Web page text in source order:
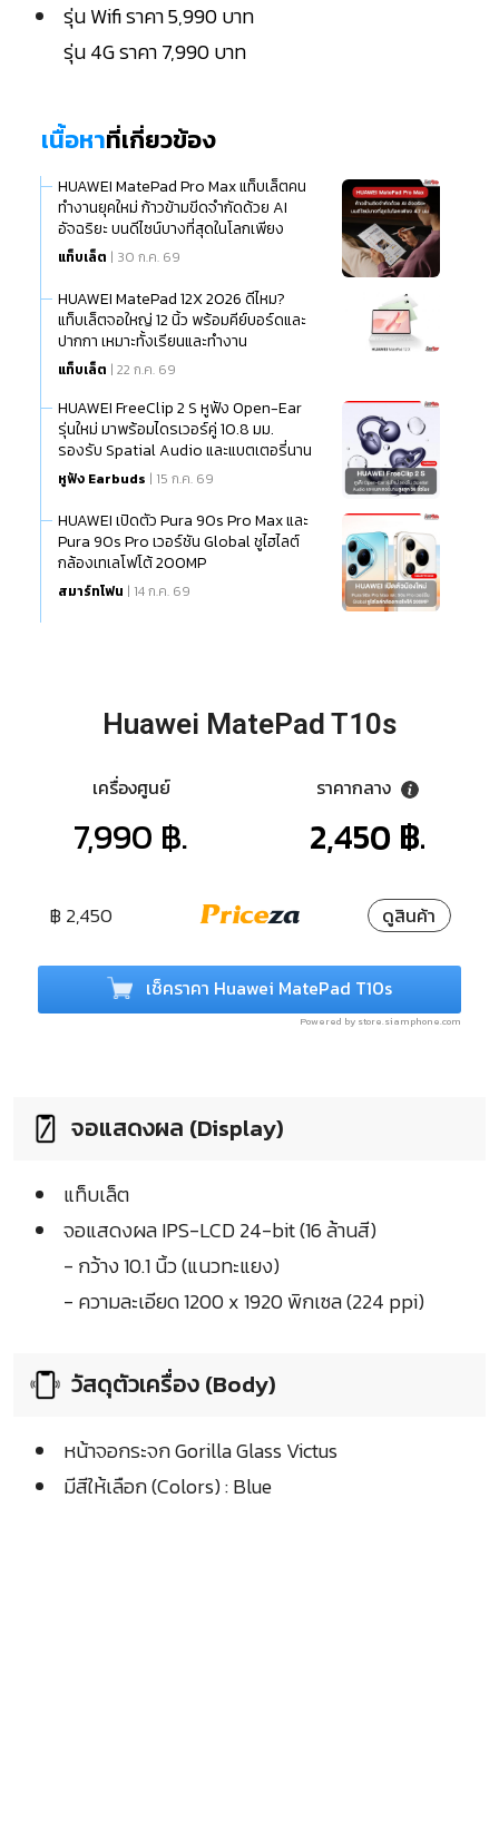
รุ่น Wifi ราคา 5,990 บาท
รุ่น 4G ราคา 7,990 บาท
เนื้อหาที่เกี่ยวข้อง
HUAWEI MatePad Pro Max แท็บเล็ตคน
ทำงานยุคใหม่ ก้าวข้ามขีดจำกัดด้วย AI
อัจฉริยะ บนดีไซน์บางที่สุดในโลกเพียง
แท็บเล็ต | 30 ก.ค. 69
HUAWEI MatePad 12X 2026 ดีไหม?
แท็บเล็ตจอใหญ่ 12 นิ้ว พร้อมคีย์บอร์ดและ
ปากกา เหมาะทั้งเรียนและทำงาน
แท็บเล็ต | 22 ก.ค. 69
HUAWEI FreeClip 2 S หูฟัง Open-Ear
รุ่นใหม่ มาพร้อมไดรเวอร์คู่ 10.8 มม.
รองรับ Spatial Audio และแบตเตอรี่นาน
สูงสุด 38 ชั่วโมง
หูฟัง Earbuds | 15 ก.ค. 69
HUAWEI เปิดตัว Pura 90s Pro Max และ
Pura 90s Pro เวอร์ชัน Global ชูไฮไลต์
กล้องเทเลโฟโต้ 200MP
สมาร์ทโฟน | 14 ก.ค. 69
Huawei MatePad T10s
เครื่องศูนย์
7,990 ฿.
ราคากลาง
2,450 ฿.
฿ 2,450 ดูสินค้า
เช็คราคา Huawei MatePad T10s
Powered by store.siamphone.com
จอแสดงผล (Display)
แท็บเล็ต
จอแสดงผล IPS-LCD 24-bit (16 ล้านสี)
- กว้าง 10.1 นิ้ว (แนวทะแยง)
- ความละเอียด 1200 x 1920 พิกเซล (224 ppi)
วัสดุตัวเครื่อง (Body)
หน้าจอกระจก Gorilla Glass Victus
มีสีให้เลือก (Colors) : Blue